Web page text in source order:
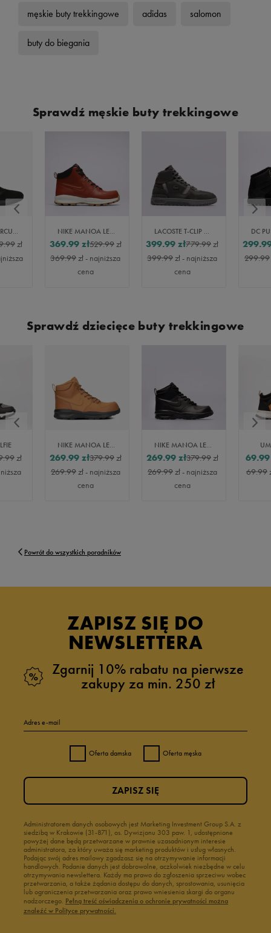
męskie buty trekkingowe adidas salomon
buty do biegania
Sprawdź męskie buty trekkingowe
UMBRO QUERCUS MID
zł
NIKE MANOA LEATHER SE
529.99zł
369.99 zł
369.99zł- najniższa
cena
LACOSTE T-CLIP WNTR MID 222 2
779.99zł
399.99 zł
399.99zł- najniższa
cena
299.99
Sprawdź dziecięce buty trekkingowe
zł
NIKE MANOA LEATHER
379.99zł
269.99 zł
269.99zł- najniższa
cena
NIKE MANOA LEATHER
379.99zł
269.99 zł
269.99zł- najniższa
cena
69.99
69.99
Powrót do wszystkich poradników
ZAPISZ SIĘ DO
NEWSLETTERA
Zgarnij 10% rabatu na pierwsze
zakupy za min. 250 zł
Adres e-mail
Oferta damska Oferta męska
Administratorem danych osobowych jest Marketing Investment Group S.A. z
siedzibą w Krakowie (31-871), os. Dywizjonu 303 paw. 1, udostępnione
powyżej dane będą przetwarzane w prawnie uzasadnionym interesie
administratora, za który uważa się marketing produktów i usług własnych.
Podając swój adres mailowy zgadzasz się na otrzymywanie informacji
handlowych. Podanie danych jest dobrowolne, aczkolwiek niezbędne w celu
otrzymywania newslettera. Każdy ma prawo do zgłoszenia sprzeciwu wobec
przetwarzania, a także żądania dostępu do danych, sprostowania, usunięcia
lub ograniczenia przetwarzania oraz prawo wniesienia skargi do organu
nadzorczego. Pełną treść oświadczenia o ochronie prywatności można
znaleźć w Polityce prywatności.
ZAPISZ SIĘ